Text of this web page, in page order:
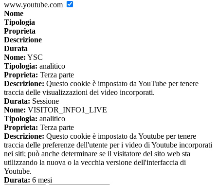
www.youtube.com
Nome
Tipologia
Proprieta
Descrizione
Durata
Nome: YSC
Tipologia: analitico
Proprieta: Terza parte
Descrizione: Questo cookie è impostato da YouTube per tenere
traccia delle visualizzazioni dei video incorporati.
Durata: Sessione
Nome: VISITOR_INFO1_LIVE
Tipologia: analitico
Proprieta: Terza parte
Descrizione: Questo cookie è impostato da Youtube per tenere
traccia delle preferenze dell'utente per i video di Youtube incorporati
nei siti; può anche determinare se il visitatore del sito web sta
utilizzando la nuova o la vecchia versione dell'interfaccia di
Youtube.
Durata: 6 mesi